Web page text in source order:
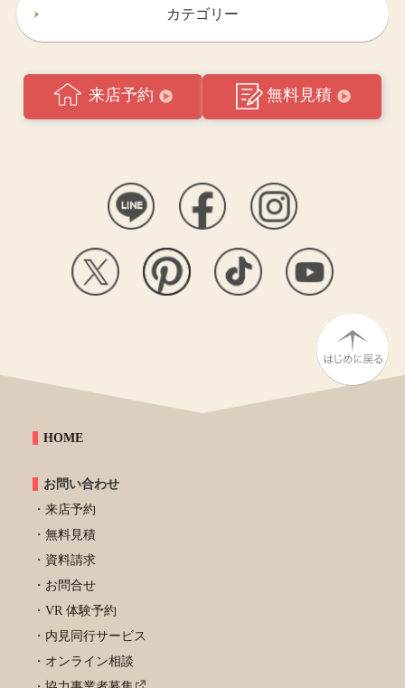
カテゴリー
来店予約 無料見積
HOME
お問い合わせ
来店予約
無料見積
資料請求
お問合せ
VR 体験予約
内見同行サービス
オンライン相談